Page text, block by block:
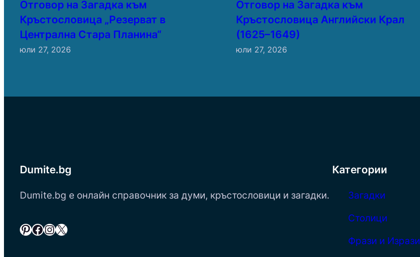
Отговор на Загадка към
Кръстословица „Резерват в
Централна Стара Планина“
юли 27, 2026
Отговор на Загадка към
Кръстословица Английски Крал
(1625–1649)
юли 27, 2026
Dumite.bg
Dumite.bg е онлайн справочник за думи, кръстословици и загадки.
Pinterest Facebook InstagramX
Категории
Загадки
Столици
Фрази и Изрази